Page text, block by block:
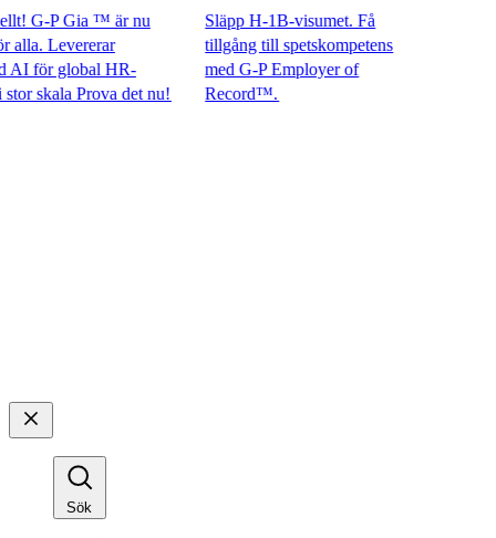
P Gia ™ är nu
Levererar
global HR-
Prova det nu!​​
Släpp H-1B-visumet. Få
tillgång till spetskompetens
med G-P Employer of
Record™.​​
Sök​​